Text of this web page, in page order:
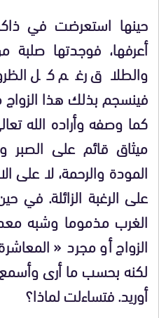
حينها استعرضت في
أعرفها، فوجدتها
والطلاق رغم كل
فينسجم بذلك هذا
كما وصفه وأراده الله
ميثاق قائم على الصبر
المودة والرحمة، لا على
على الرغبة الزائلة. في
الغرب مذموما وشبه
الزواج أو مجرد «
لكنه بحسب ما أرى وأسمع
أوريد. فتساءلت لماذا؟